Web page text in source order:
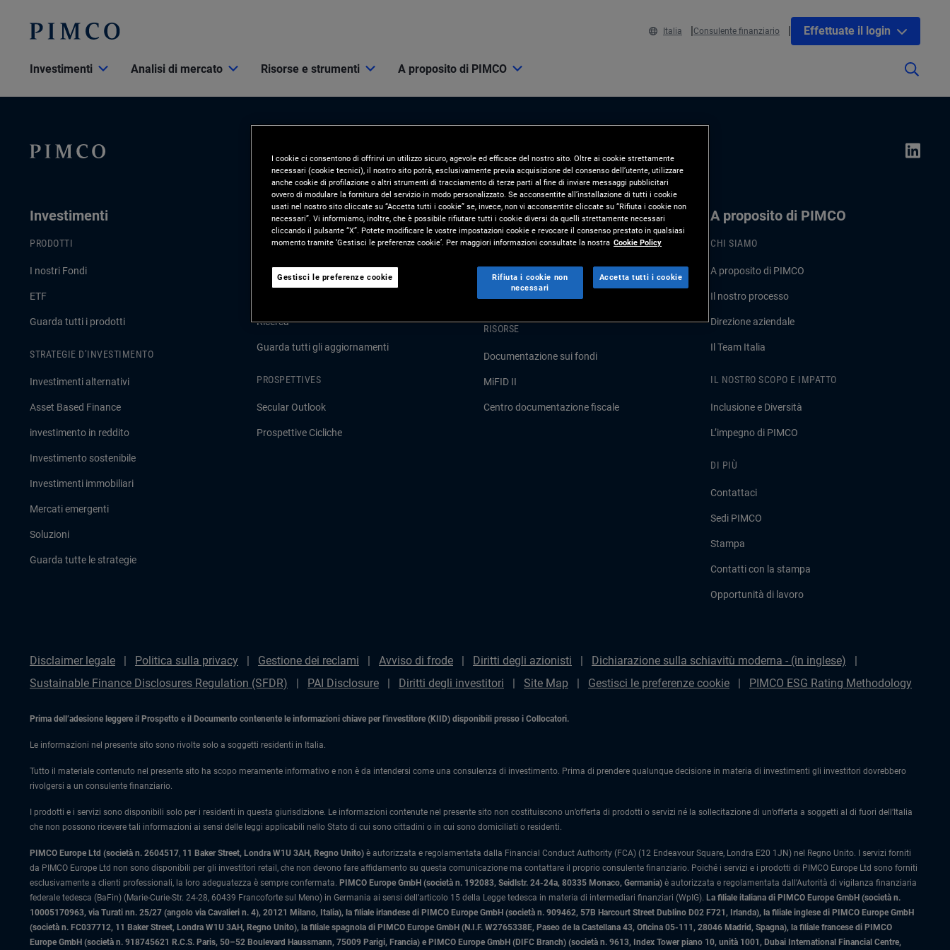
Italia Consulente finanziario Effettuate il login
Investimenti Analisi di mercato Risorse e strumenti A proposito di PIMCO
Investimenti
PRODOTTI
I nostri Fondi
ETF
Guarda tutti i prodotti
STRATEGIE D’INVESTIMENTO
Investimenti alternativi
Asset Based Finance
investimento in reddito
Investimento sostenibile
Investimenti immobiliari
Mercati emergenti
Soluzioni
Guarda tutte le strategie
Analisi Di Mercato
ULTIMI AGGIORNAMENTI
Commento di Mercato
Ricerca
Guarda tutti gli aggiornamenti
PROSPETTIVES
Secular Outlook
Prospettive Cicliche
Risorse e strumenti
STRUMENTI
Soluzioni per i clienti e analisi
RISORSE
Documentazione sui fondi
MiFID II
Centro documentazione fiscale
A proposito di PIMCO
CHI SIAMO
A proposito di PIMCO
Il nostro processo
Direzione aziendale
Il Team Italia
IL NOSTRO SCOPO E IMPATTO
Inclusione e Diversità
L’impegno di PIMCO
DI PIÙ
Contattaci
Sedi PIMCO
Stampa
Contatti con la stampa
Opportunità di lavoro
Disclaimer legale Politica sulla privacy Gestione dei reclami Avviso di frode Diritti degli azionisti
Dichiarazione sulla schiavitù moderna - (in inglese)
Sustainable Finance Disclosures Regulation (SFDR)
PAI Disclosure Diritti degli investitori Site Map Gestisci le preferenze cookie PIMCO ESG Rating Methodology
Prima dell’adesione leggere il Prospetto e il Documento contenente le informazioni chiave per l'investitore (KIID) disponibili presso i Collocatori.
Le informazioni nel presente sito sono rivolte solo a soggetti residenti in Italia.
Tutto il materiale contenuto nel presente sito ha scopo meramente informativo e non è da intendersi come una consulenza di investimento. Prima di prendere qualunque decisione in materia di investimenti gli investitori dovrebbero
rivolgersi a un consulente finanziario.
I prodotti e i servizi sono disponibili solo per i residenti in questa giurisdizione. Le informazioni contenute nel presente sito non costituiscono un’offerta di prodotti o servizi né la sollecitazione di un’offerta a soggetti al di fuori dell’Italia
che non possono ricevere tali informazioni ai sensi delle leggi applicabili nello Stato di cui sono cittadini o in cui sono domiciliati o residenti.
PIMCO Europe Ltd (società n. 2604517, 11 Baker Street, Londra W1U 3AH, Regno Unito) è autorizzata e regolamentata dalla Financial Conduct Authority (FCA) (12 Endeavour Square, Londra E20 1JN) nel Regno Unito. I servizi forniti
da PIMCO Europe Ltd non sono disponibili per gli investitori retail, che non devono fare affidamento su questa comunicazione ma contattare il proprio consulente finanziario. Poiché i servizi e i prodotti di PIMCO Europe Ltd sono forniti
esclusivamente a clienti professionali, la loro adeguatezza è sempre confermata. PIMCO Europe GmbH (società n. 192083, Seidlstr. 24-24a, 80335 Monaco, Germania) è autorizzata e regolamentata dall'Autorità di vigilanza finanziaria
federale tedesca (BaFin) (Marie-Curie-Str. 24-28, 60439 Francoforte sul Meno) in Germania ai sensi dell’articolo 15 della Legge tedesca in materia di intermediari finanziari (WpIG). La filiale italiana di PIMCO Europe GmbH (società n.
10005170963, via Turati nn. 25/27 (angolo via Cavalieri n. 4), 20121 Milano, Italia), la filiale irlandese di PIMCO Europe GmbH (società n. 909462, 57B Harcourt Street Dublino D02 F721, Irlanda), la filiale inglese di PIMCO Europe GmbH
(società n. FC037712, 11 Baker Street, Londra W1U 3AH, Regno Unito), la filiale spagnola di PIMCO Europe GmbH (N.I.F. W2765338E, Paseo de la Castellana 43, Oficina 05-111, 28046 Madrid, Spagna), la filiale francese di PIMCO
Europe GmbH (società n. 918745621 R.C.S. Paris, 50–52 Boulevard Haussmann, 75009 Parigi, Francia) e PIMCO Europe GmbH (DIFC Branch) (società n. 9613, Index Tower piano 10, unità 1001, Dubai International Financial Centre,
I cookie ci consentono di offrirvi un utilizzo sicuro, agevole ed efficace del nostro sito. Oltre ai cookie strettamente
necessari (cookie tecnici), il nostro sito potrà, esclusivamente previa acquisizione del consenso dell’utente, utilizzare
anche cookie di profilazione o altri strumenti di tracciamento di terze parti al fine di inviare messaggi pubblicitari
ovvero di modulare la fornitura del servizio in modo personalizzato. Se acconsentite all’installazione di tutti i cookie
usati nel nostro sito cliccate su “Accetta tutti i cookie” se, invece, non vi acconsentite cliccate su “Rifiuta i cookie non
necessari”. Vi informiamo, inoltre, che è possibile rifiutare tutti i cookie diversi da quelli strettamente necessari
cliccando il pulsante “X”. Potete modificare le vostre impostazioni cookie e revocare il consenso prestato in qualsiasi
momento tramite ‘Gestisci le preferenze cookie’. Per maggiori informazioni consultate la nostra Cookie Policy
Gestisci le preferenze cookie
Rifiuta i cookie non
necessari
Accetta tutti i cookie